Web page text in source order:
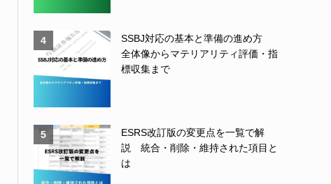
4
SSBJ対応の基本と準備の進め方
全体像からマテリアリティ評価・指
標収集まで
5
ESRS改訂版の変更点を一覧で解
説 統合・削除・維持された項目と
は